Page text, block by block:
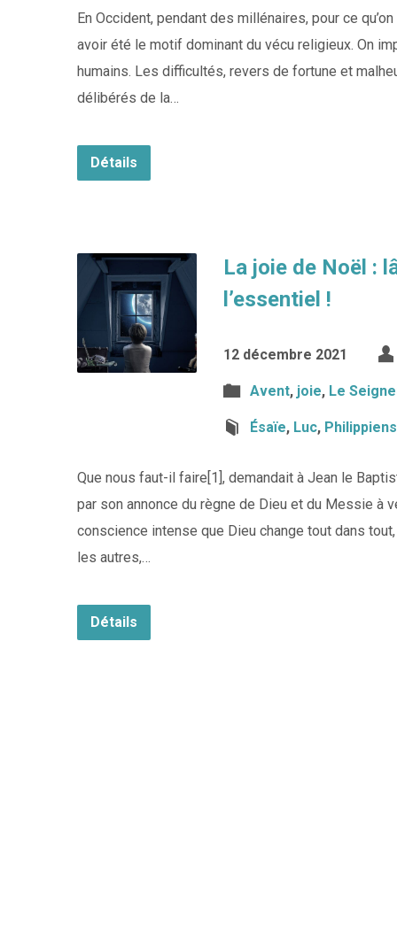
En Occident, pendant des millénaires, pour ce
avoir été le motif dominant du vécu religieux. On
humains. Les difficultés, revers de fortune et
délibérés de la…
Détails
La joie de Noël :
l’essentiel !
12 décembre 2021
Avent, joie, Le
Ésaïe, Luc, Philippiens
Que nous faut-il faire[1], demandait à Jean le
par son annonce du règne de Dieu et du Messie à
conscience intense que Dieu change tout dans
les autres,…
Détails